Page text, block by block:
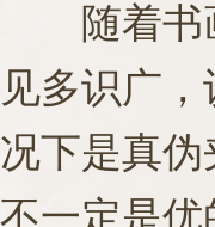
随着书画
见多识广
况下是真
不一定是